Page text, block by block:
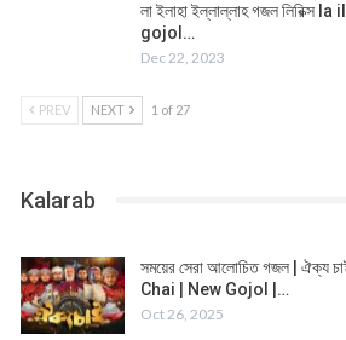
লা ইলাহা ইল্লাল্লাহ গজল লিরিক্স
gojol…
Dec 22, 2023
PREV NEXT 1 of 27
Kalarab
সময়ের সেরা আলোচিত গজল | ঐক্য
Chai | New Gojol |…
Oct 26, 2025